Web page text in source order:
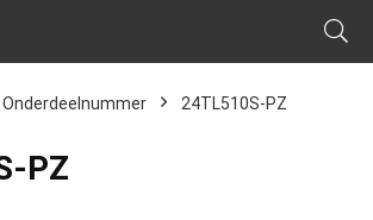
‎24TL510S-PZ
PZ